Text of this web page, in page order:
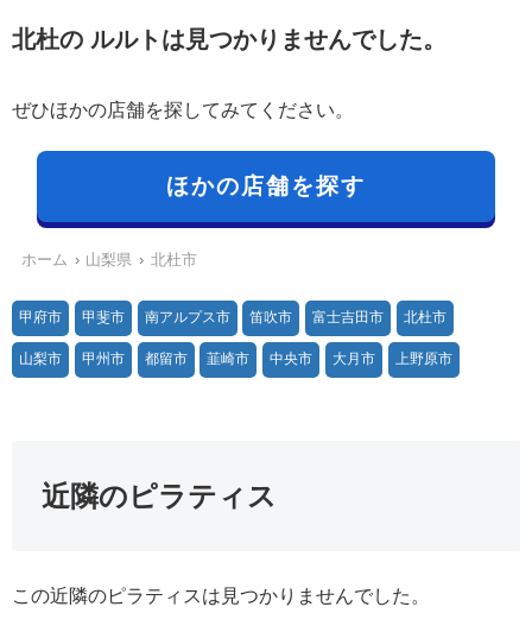
北杜の ルルトは見つかりませんでした。
ぜひほかの店舗を探してみてください。
ほかの店舗を探す
ホーム 山梨県 北杜市
甲府市 甲斐市 南アルプス市 笛吹市 富士吉田市 北杜市
山梨市 甲州市 都留市 韮崎市 中央市 大月市 上野原市
近隣のピラティス
この近隣のピラティスは見つかりませんでした。